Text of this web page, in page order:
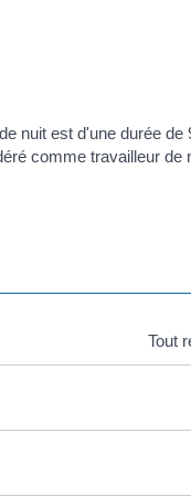
nuit est d'une durée
comme travailleur de
Tout